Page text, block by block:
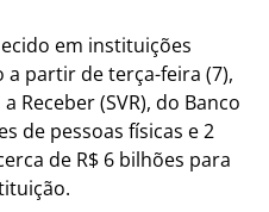
em instituições
partir de terça-feira (7),
Receber (SVR), do Banco
de pessoas físicas e 2
de R$ 6 bilhões para